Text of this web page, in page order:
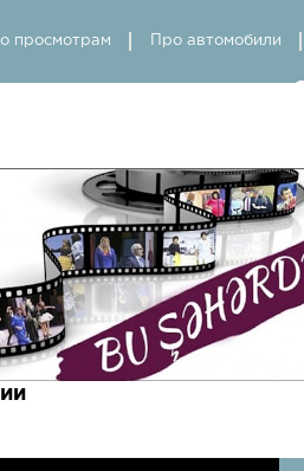
просмотрам Про автомобили